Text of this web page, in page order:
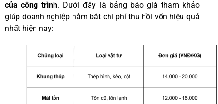
của công trình. Dưới đây là bảng báo giá tham khảo
giúp doanh nghiệp nắm bắt chi phí thu hồi vốn hiệu quả
nhất hiện nay: